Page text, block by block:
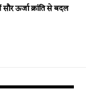
ऊर्जा क्रांति से बदल